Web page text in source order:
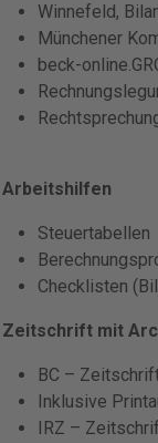
Winnefeld,
Münchener
beck-
Arbeitshilfen
Steuertabellen
Checklisten
Zeitschrift mit
BC –
Inklusive
IRZ –